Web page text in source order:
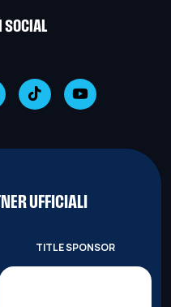
SOCIAL
UFFICIALI
TITLE SPONSOR